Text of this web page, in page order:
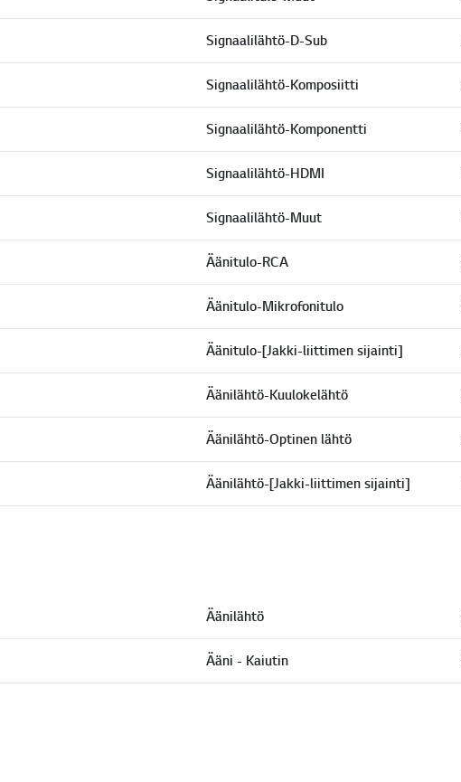
Signaalilähtö-D-Sub
Signaalilähtö-Komposiitti
Signaalilähtö-Komponentti
Signaalilähtö-HDMI
Signaalilähtö-Muut
Äänitulo-RCA
Äänitulo-Mikrofonitulo
Äänitulo-[Jakki-liittimen sijainti]
Äänilähtö-Kuulokelähtö
Äänilähtö-Optinen lähtö
Äänilähtö-[Jakki-liittimen sijainti]
Äänilähtö
Ääni - Kaiutin